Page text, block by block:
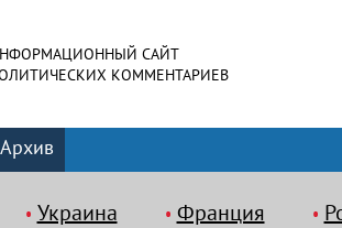
САЙТ
КОММЕНТАРИЕВ
Архив
Украина Франция